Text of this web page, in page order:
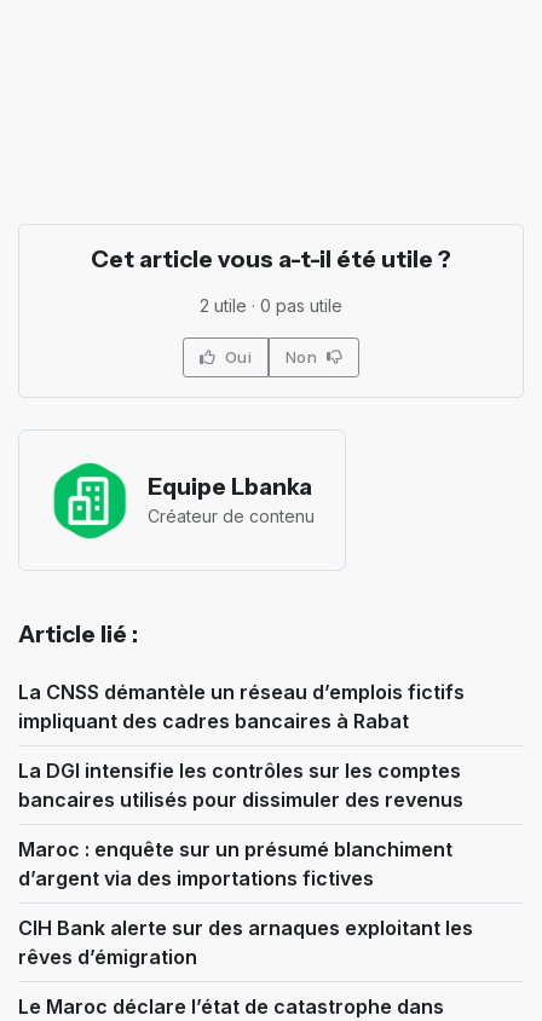
Cet article vous a-t-il été utile ?
2 utile · 0 pas utile
Oui Non
Equipe Lbanka
Créateur de contenu
Article lié :
La CNSS démantèle un réseau d’emplois fictifs
impliquant des cadres bancaires à Rabat
La DGI intensifie les contrôles sur les comptes
bancaires utilisés pour dissimuler des revenus
Maroc : enquête sur un présumé blanchiment
d’argent via des importations fictives
CIH Bank alerte sur des arnaques exploitant les
rêves d’émigration
Le Maroc déclare l’état de catastrophe dans